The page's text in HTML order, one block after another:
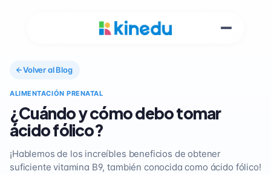
Volver al Blog
ALIMENTACIÓN PRENATAL
¿Cuándo y cómo debo tomar
ácido fólico?
¡Hablemos de los increíbles beneficios de obtener
suficiente vitamina B9, también conocida como ácido fólico!